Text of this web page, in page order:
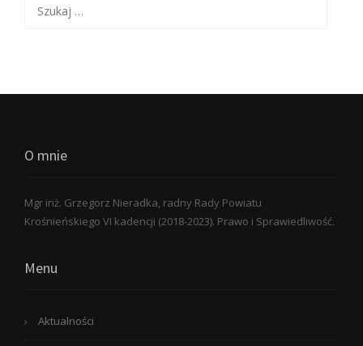
O mnie
Mgr inż. Grzegorz Nieradka, radny Rady Powiatu
Krośnieńskiego VI kadencji (2018-2023). Prawo i Sprawiedliwość.
Menu
Aktualności